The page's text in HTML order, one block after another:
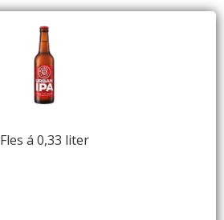
Fles á 0,33 liter